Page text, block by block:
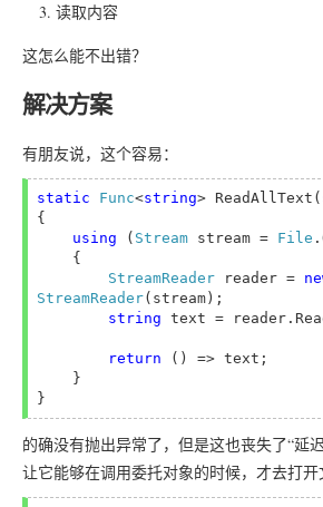
读取内容
这怎么能不出错？
解决方案
有朋友说，这个容易：
static Func<string> ReadAllText(
{
using
( Stream stream = File
StreamReader
reader =
StreamReader(stream);
string text =
return
() => text;
的确没有抛出异常了，但是这也丧失了“延
让它能够在调用委托对象的时候，才去打开